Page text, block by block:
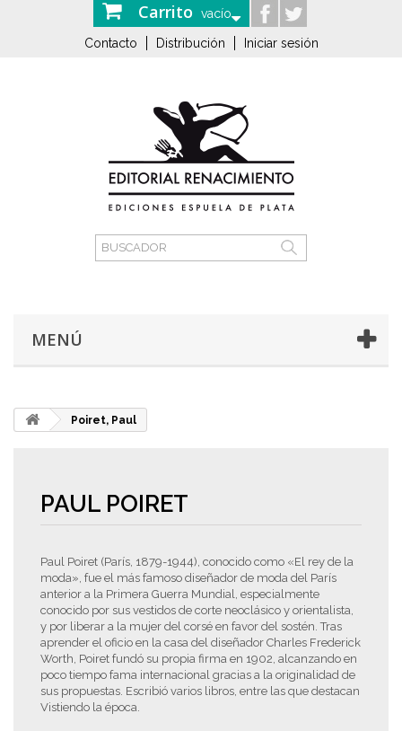
Carrito vacío
Contacto Distribución Iniciar sesión
MENÚ
Poiret, Paul
PAUL POIRET
Paul Poiret (París, 1879-1944), conocido como «El rey de la
moda», fue el más famoso diseñador de moda del París
anterior a la Primera Guerra Mundial, especialmente
conocido por sus vestidos de corte neoclásico y orientalista,
y por liberar a la mujer del corsé en favor del sostén. Tras
aprender el oficio en la casa del diseñador Charles Frederick
Worth, Poiret fundó su propia firma en 1902, alcanzando en
poco tiempo fama internacional gracias a la originalidad de
sus propuestas. Escribió varios libros, entre las que destacan
Vistiendo la época.